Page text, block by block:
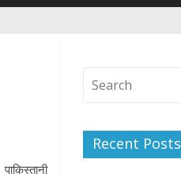
Recent Posts